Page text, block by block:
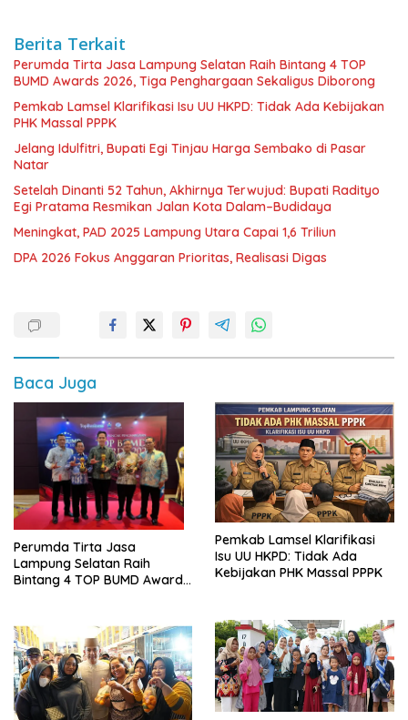
Berita Terkait
Perumda Tirta Jasa Lampung Selatan Raih Bintang 4 TOP
BUMD Awards 2026, Tiga Penghargaan Sekaligus Diborong
Pemkab Lamsel Klarifikasi Isu UU HKPD: Tidak Ada Kebijakan
PHK Massal PPPK
Jelang Idulfitri, Bupati Egi Tinjau Harga Sembako di Pasar
Natar
Setelah Dinanti 52 Tahun, Akhirnya Terwujud: Bupati Radityo
Egi Pratama Resmikan Jalan Kota Dalam–Budidaya
Meningkat, PAD 2025 Lampung Utara Capai 1,6 Triliun
DPA 2026 Fokus Anggaran Prioritas, Realisasi Digas
Baca Juga
Perumda Tirta Jasa
Lampung Selatan Raih
Bintang 4 TOP BUMD Awards
Pemkab Lamsel Klarifikasi
Isu UU HKPD: Tidak Ada
Kebijakan PHK Massal PPPK